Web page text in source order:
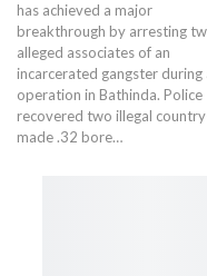
has achieved a major
breakthrough by arresting
alleged associates of an
incarcerated gangster during
operation in Bathinda. Police
recovered two illegal
made .32 bore…